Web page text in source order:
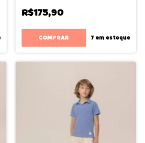
R$175,90
COMPRAR 7 em estoque